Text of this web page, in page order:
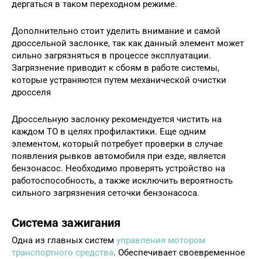
дергаться в таком переходном режиме.
Дополнительно стоит уделить внимание и самой
дроссельной заслонке, так как данный элемент может
сильно загрязняться в процессе эксплуатации.
Загрязнение приводит к сбоям в работе системы,
которые устраняются путем механической очистки
дросселя
Дроссельную заслонку рекомендуется чистить на
каждом ТО в целях профилактики. Еще одним
элементом, который потребует проверки в случае
появления рывков автомобиля при езде, является
бензонасос. Необходимо проверять устройство на
работоспособность, а также исключить вероятность
сильного загрязнения сеточки бензонасоса.
Система зажигания
Одна из главных систем управления мотором
транспортного средства. Обеспечивает своевременное